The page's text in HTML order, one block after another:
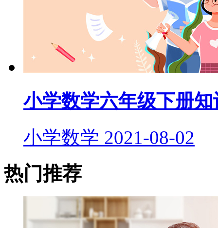
小学数学六年级下册
小学数学 2021-08-02
热门推荐